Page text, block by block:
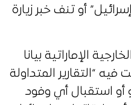
أو تنف خبر زيارة
الإماراتية بيانا
فيه “التقارير المتداولة
أو استقبال أي وفود